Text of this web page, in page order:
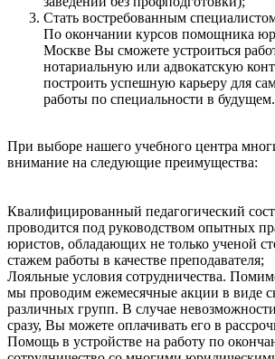
Стать востребованным
По окончании курсов помощника
Москве Вы сможете устроиться
нотариальную или адвокатскую
построить успешную карьеру для
работы по специальности в будущем.
При выборе нашего учебного центра
внимание на следующие преимущества:
Квалифицированный педагогический
проводится под руководством опытных
юристов, обладающих не только ученой
стажем работы в качестве преподавателя;
Лояльные условия сотрудничества.
мы проводим ежемесячные акции в виде
различных групп. В случае
сразу, Вы можете оплачивать его в
Помощь в устройстве на работу по